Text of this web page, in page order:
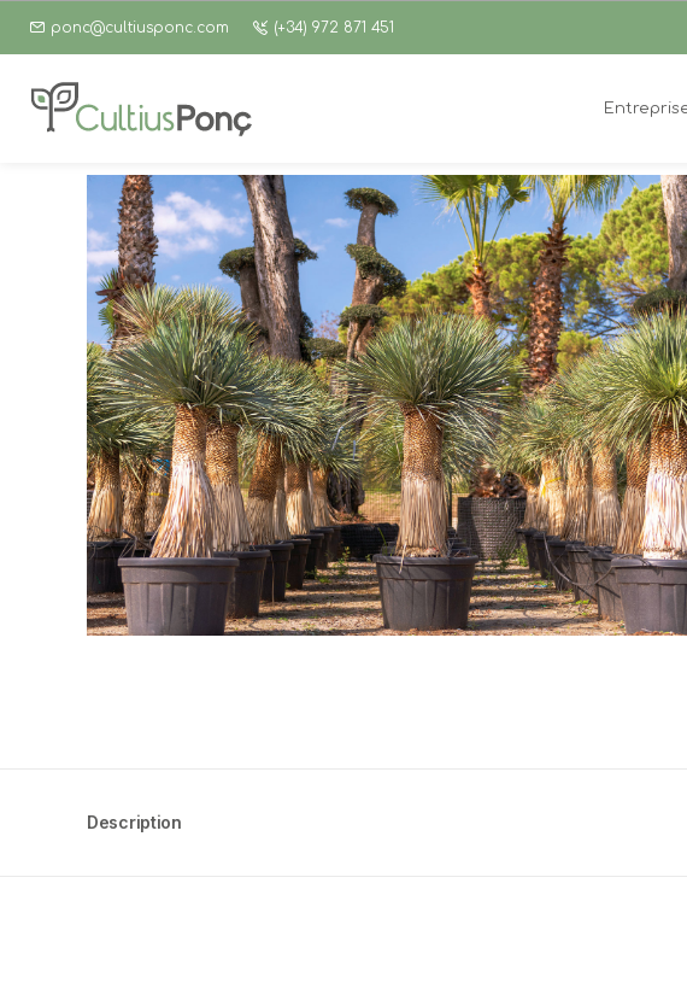
ponc@cultiusponc.com (+34) 972 871 451
Description